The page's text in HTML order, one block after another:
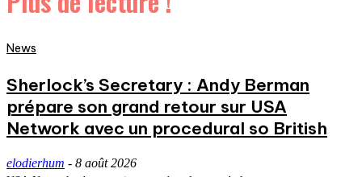
News
Sherlock’s Secretary : Andy Berman
prépare son grand retour sur USA
Network avec un procedural so British
elodierhum - 8 août 2026